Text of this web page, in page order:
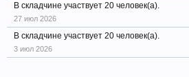
В складчине участвует 20 человек(а).
27 июл 2026
В складчине участвует 20 человек(а).
3 июл 2026